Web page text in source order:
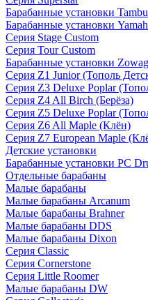
Барабанные установки
Барабанные установки
Серия Stage Custom
Серия Tour Custom
Барабанные установки Zowag
Серия Z1 Junior (Тополь
Серия Z3 Deluxe Poplar
Серия Z4 All Birch (Берёза)
Серия Z5 Deluxe Poplar
Серия Z6 All Maple (Клён)
Серия Z7 European Maple
Детские установки
Барабанные установки PC
Отдельные барабаны
Малые барабаны
Малые барабаны Arcanum
Малые барабаны Brahner
Малые барабаны DDS
Малые барабаны Dixon
Серия Classic
Серия Cornerstone
Серия Little Roomer
Малые барабаны DW